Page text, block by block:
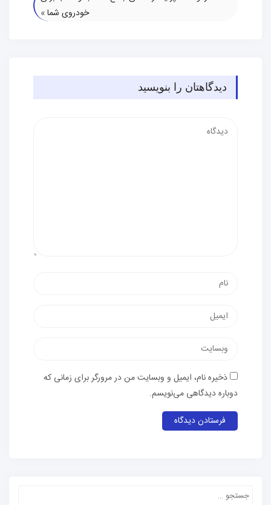
خودروی شما»
دیدگاهتان را بنویسید
ذخیره نام، ایمیل و وبسایت من در مرورگر برای زمانی که
دوباره دیدگاهی می‌نویسم.